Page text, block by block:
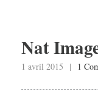
Nat
1 avril 2015 | 1